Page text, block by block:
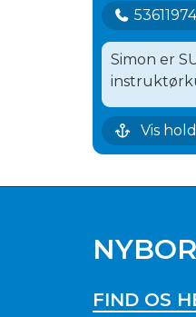
53611974
Simon er
Vis hold
FIND OS